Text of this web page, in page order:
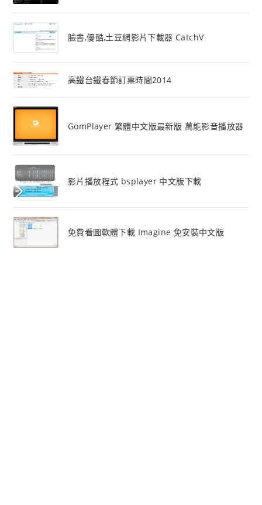
臉書,優酷,土豆網影片下載器 CatchV
高鐵台鐵春節訂票時間2014
GomPlayer 繁體中文版最新版 萬能影音播放器
影片播放程式 bsplayer 中文版下載
免費看圖軟體下載 Imagine 免安裝中文版